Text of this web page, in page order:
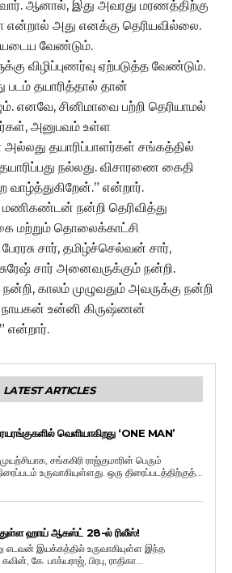
ஆனால், இது அவரது மரணத்திற்கு
என்றால் அது எனக்கு தெரியவில்லை.
வேண்டும்.
விழிப்புணர்வு ஏற்படுத்த வேண்டும்.
படம் தயாரித்தால் தான்
எனவே, சினிமாவை பற்றி தெரியாமல்
அனுபவம் உள்ள
அல்லது தயாரிப்பாளர்கள் சங்கத்தில்
நல்லது. விசாரணை கைதி
வாழ்த்துகிறேன்.” என்றார்.
மணிகண்டன் நன்றி தெரிவித்து
மற்றும் தொலைக்காட்சி
சார், தமிழ்ச்செல்வன் சார்,
சார் அனைவருக்கும் நன்றி.
நன்றி, காலம் முழுவதும் அவருக்கு நன்றி
நாயகன் உன்னி கிருஷ்ணன்
என்றார்.
LATEST ARTICLES
வெளியாகிறது ‘ONE MAN’
சங்ககிரி ராஜ்குமாரின் பெரும்
உருவாகியுள்ளது. ஒரு திரைப்படத்திற்குத்...
ஹாய் ஆகஸ்ட் 28-ல் ரிலீஸ்!
எடவன் இயக்கத்தில் உருவாகியுள்ள இந்த
கே. பாக்யராஜ், பிரபு, ராதிகா...